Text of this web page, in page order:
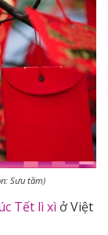
Sưu tầm)
Tết lì xì ở Việt